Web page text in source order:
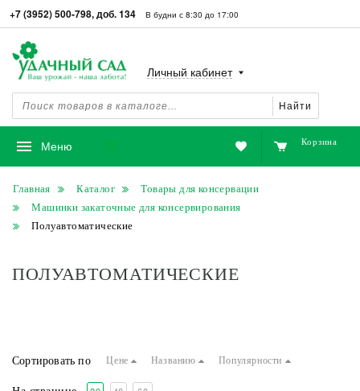
+7 (3952) 500-798, доб. 134 В будни с 8:30 до 17:00
Найти
Личный кабинет
Меню Корзина
Главная Каталог
Товары для консервации
Машинки закаточные для консервирования
Полуавтоматические
ПОЛУАВТОМАТИЧЕСКИЕ
Сортировать по Цене Названию Популярности